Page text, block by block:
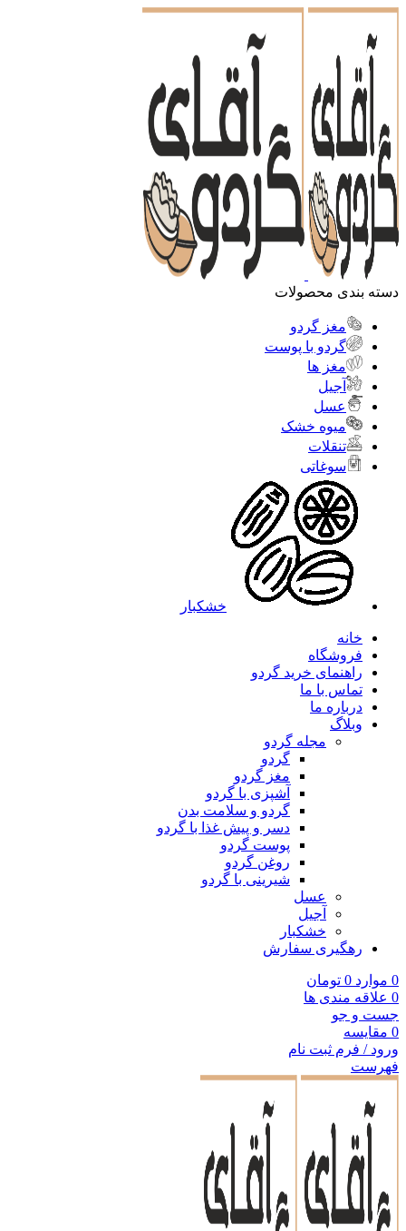
دسته بندی محصولات
مغز گردو
گردو با پوست
مغز ها
آجیل
عسل
میوه خشک
تنقلات
سوغاتی
خشکبار
خانه
فروشگاه
راهنمای خرید گردو
تماس با ما
درباره ما
وبلاگ
مجله گردو
گردو
مغز گردو
آشپزی با گردو
گردو و سلامت بدن
دسر و پیش غذا با گردو
پوست گردو
روغن گردو
شیرینی با گردو
عسل
آجیل
خشکبار
رهگیری سفارش
0 موارد 0 تومان
0 علاقه مندی ها
جست و جو
0 مقایسه
ورود / فرم ثبت نام
فهرست